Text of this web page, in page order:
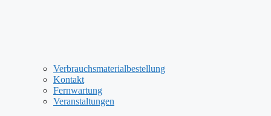
Verbrauchsmaterialbestellung
Kontakt
Fernwartung
Veranstaltungen